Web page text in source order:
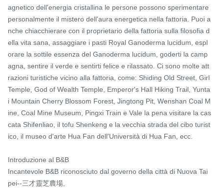
agnetico dell'energia cristallina le persone possono sperimentare
personalmente il mistero dell'aura energetica nella fattoria. Puoi a
nche chiacchierare con il proprietario della fattoria sulla filosofia d
ella vita sana, assaggiare i pasti Royal Ganoderma lucidum, espl
orare la sottile essenza del Ganoderma lucidum, goderti la camp
agna, sentire il verde e sentirti felice e rilassato. Ci sono molte att
razioni turistiche vicino alla fattoria, come: Shiding Old Street, Girl
Temple, God of Wealth Temple, Emperor's Hall Hiking Trail, Yunta
i Mountain Cherry Blossom Forest, Jingtong Pit, Wenshan Coal M
ine, Coal Mine Museum, Pingxi Train e Vale la pena visitare la cas
cata Shifenliao, il tofu Shenkeng e la vecchia strada del cibo turist
ico, il museo d'arte Hua Fan dell'Università di Hua Fan, ecc.
Introduzione al B&B
Incantevole B&B riconosciuto dal governo della città di Nuova Tai
pei--三才靈芝農場,